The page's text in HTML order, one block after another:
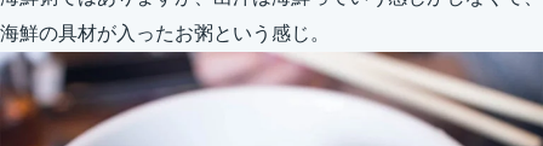
海鮮の具材が入ったお粥という感じ。